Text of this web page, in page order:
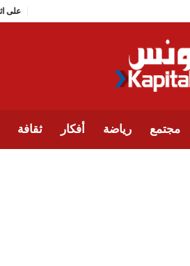
مجتمع رياضة أفكار ثقافة